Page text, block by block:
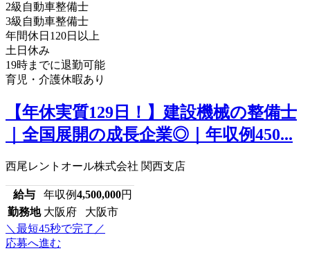
2級自動車整備士
3級自動車整備士
年間休日120日以上
土日休み
19時までに退勤可能
育児・介護休暇あり
【年休実質129日！】建設機械の整備士
｜全国展開の成長企業◎｜年収例450...
西尾レントオール株式会社 関西支店
給与 年収例4,500,000円
勤務地 大阪府 大阪市
＼最短45秒で完了／
応募へ進む